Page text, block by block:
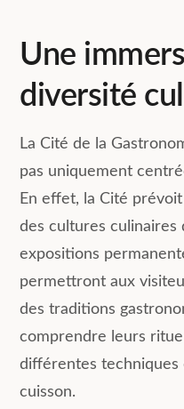
Une
diversité
La Cité de la
pas uniquement
En effet, la Cité
des cultures culinaires
expositions
permettront aux
des traditions
comprendre leurs
différentes
cuisson.